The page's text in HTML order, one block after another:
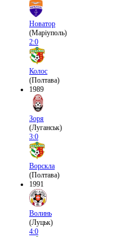
Новатор
(Маріуполь)
2:0
Колос
(Полтава)
1989
Зоря
(Луганськ)
3:0
Ворскла
(Полтава)
1991
Волинь
(Луцьк)
4:0